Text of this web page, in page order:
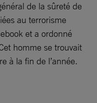
de la sûreté de
au terrorisme
et a ordonné
homme se trouvait
à la fin de l’année.